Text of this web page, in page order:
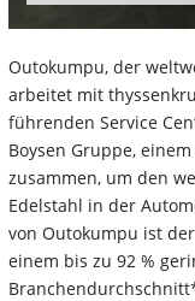
Outokumpu, der
arbeitet mit
führenden Service
Boysen Gruppe,
zusammen, um den
Edelstahl in der
von Outokumpu ist
einem bis zu 92 %